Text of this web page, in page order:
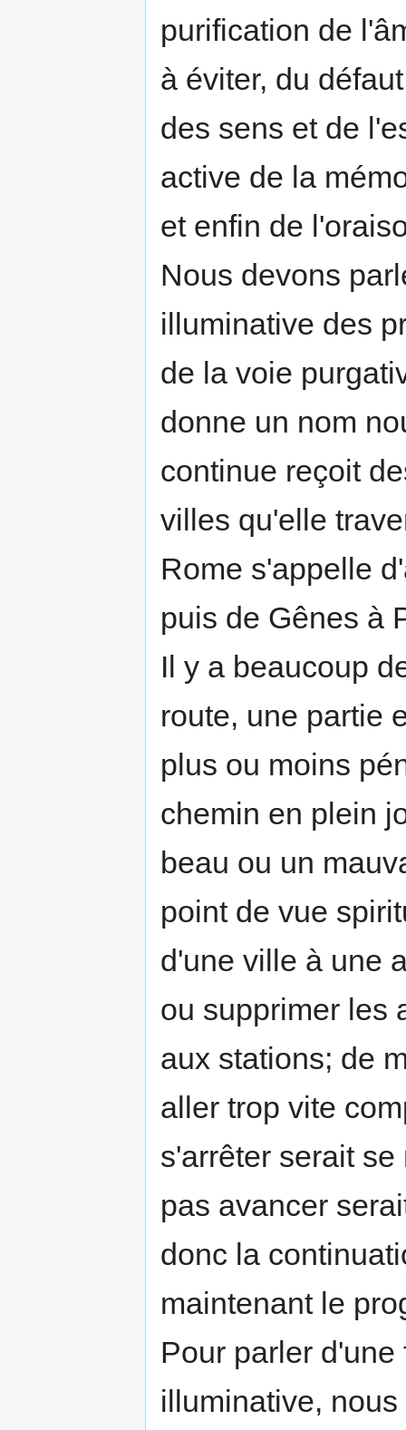
purifi­cation de
à éviter, du
des sens et de
active de la
et enfin de
Nous devons
illuminative des
de la voie
donne un nom
continue reçoit
villes qu'elle
Rome s'appelle
puis de Gênes à
Il y a beaucoup
route, une partie
plus ou moins
chemin en plein
beau ou un
point de vue
d'une ville à une
ou supprimer les
aux stations; de
aller trop vite
s'arrêter serait
pas avancer
donc la
maintenant le
Pour parler
illu­minative,